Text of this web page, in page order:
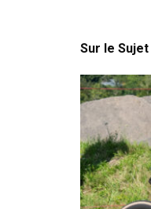
Sur le Sujet